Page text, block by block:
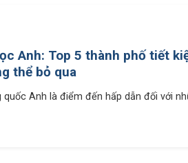
Anh: Top 5 thành phố tiết
thể bỏ qua
quốc Anh là điểm đến hấp dẫn đối với